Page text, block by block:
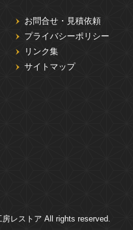
お問合せ・見積依頼
プライバシーポリシー
リンク集
サイトマップ
レストア All rights reserved.